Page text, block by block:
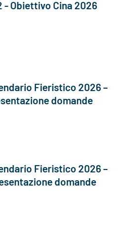
- Obiettivo Cina 2026
Fieristico 2026 –
domande
Fieristico 2026 –
domande